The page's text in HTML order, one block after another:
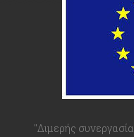
"Διμερής